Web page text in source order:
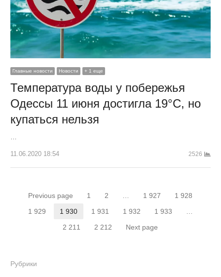
Главные новости Новости + 1 еще
Температура воды у побережья
Одессы 11 июня достигла 19°С, но
купаться нельзя
11.06.2020 18:54 2526
Навигация
Previous page Страница
1 Страница
2 Страница
1 927 Страница
1 928
Страница
1 929 Страница
1 930 Страница
1 931 Страница
1 932 Страница
1 933
Страница
2 211 Страница
2 212 Next page
Рубрики